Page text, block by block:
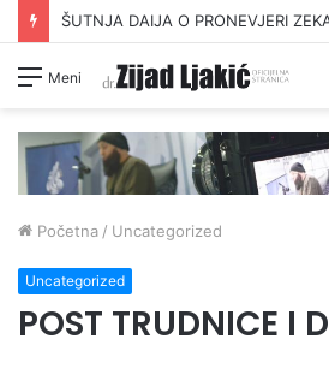
ŠUTNJA DAIJA O PRONEVJERI
Meni
Početna / Uncategorized
Uncategorized
POST TRUDNICE I